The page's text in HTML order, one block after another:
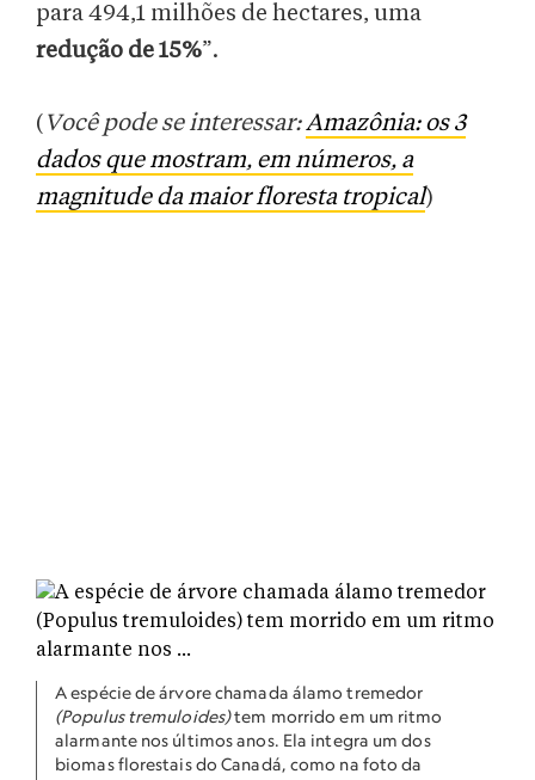
para 494,1 milhões de hectares, uma
redução de 15%”.
( Você pode se interessar:Amazônia: os 3
dados que mostram, em números, a
magnitude da maior floresta tropical)
A espécie de árvore chamada álamo tremedor
(Populus tremuloides)tem morrido em um ritmo
alarmante nos últimos anos. Ela integra um dos
biomas florestais do Canadá, como na foto da